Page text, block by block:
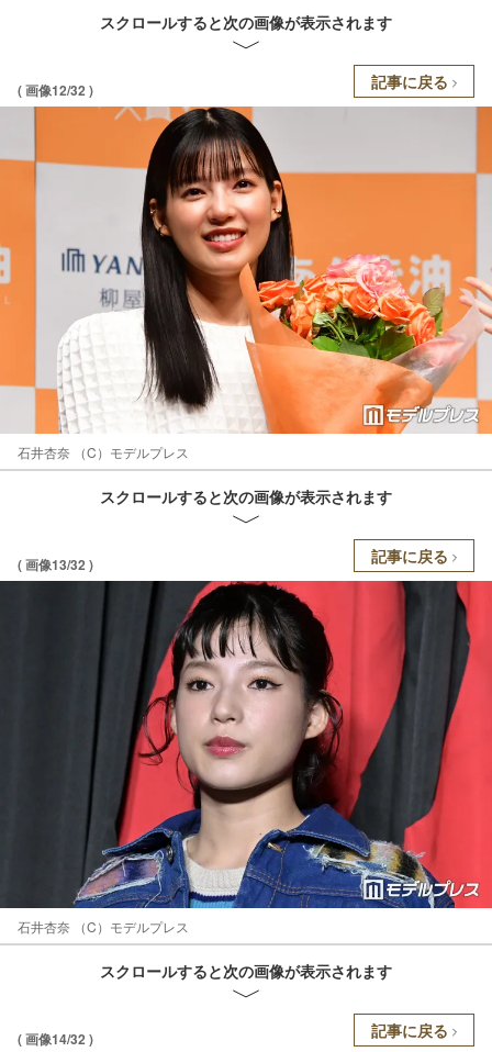
スクロールすると次の画像が表示されます
( 画像12/32 ) 記事に戻る
石井杏奈 （C）モデルプレス
スクロールすると次の画像が表示されます
( 画像13/32 ) 記事に戻る
石井杏奈 （C）モデルプレス
スクロールすると次の画像が表示されます
( 画像14/32 ) 記事に戻る